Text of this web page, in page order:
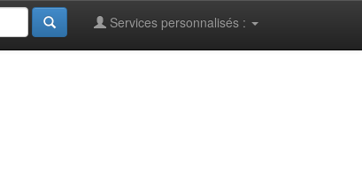
Services personnalisés :